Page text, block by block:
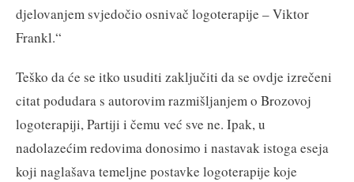
djelovanjem svjedočio osnivač logoterapije – Viktor
Frankl.“
Teško da će se itko usuditi zaključiti da se ovdje izrečeni
citat podudara s autorovim razmišljanjem o Brozovoj
logoterapiji, Partiji i čemu već sve ne. Ipak, u
nadolazećim redovima donosimo i nastavak istoga eseja
koji naglašava temeljne postavke logoterapije koje